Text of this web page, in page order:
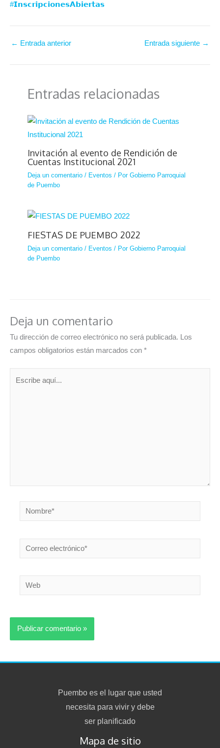
#𝗜𝗻𝘀𝗰𝗿𝗶𝗽𝗰𝗶𝗼𝗻𝗲𝘀𝗔𝗯𝗶𝗲𝗿𝘁𝗮𝘀
← Entrada anterior Entrada siguiente →
Entradas relacionadas
Invitación al evento de Rendición de
Cuentas Institucional 2021
Deja un comentario / Eventos / PorGobierno Parroquial
de Puembo
FIESTAS DE PUEMBO 2022
Deja un comentario / Eventos / PorGobierno Parroquial
de Puembo
Deja un comentario
Tu dirección de correo electrónico no será publicada.
Los
campos obligatorios están marcados con *
Nombre*
Correo
electrónico*
Web
Puembo es el lugar que usted
necesita para vivir y debe
ser planificado
Mapa de sitio